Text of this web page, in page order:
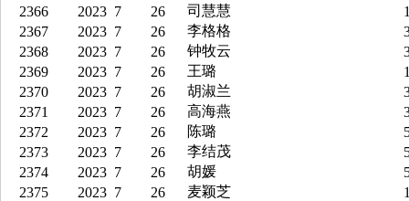
2366
2023 7 26 司慧慧
2367
2023 7 26 李格格
2368
2023 7 26 钟牧云
2369
2023 7 26 王璐
2370
2023 7 26 胡淑兰
2371
2023 7 26 高海燕
2372
2023 7 26 陈璐
2373
2023 7 26 李结茂
2374
2023 7 26 胡媛
2375
2023 7 26 麦颖芝